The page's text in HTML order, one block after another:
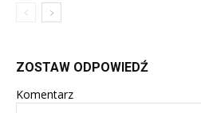
ZOSTAW ODPOWIEDŹ
Komentarz